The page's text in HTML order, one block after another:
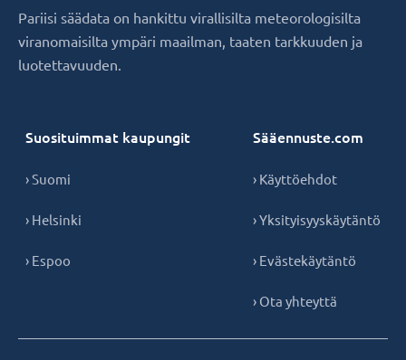
Pariisi säädata on hankittu virallisilta meteorologisilta
viranomaisilta ympäri maailman, taaten tarkkuuden ja
luotettavuuden.
Suosituimmat kaupungit
› Suomi
› Helsinki
› Espoo
Sääennuste.com
› Käyttöehdot
› Yksityisyyskäytäntö
› Evästekäytäntö
› Ota yhteyttä